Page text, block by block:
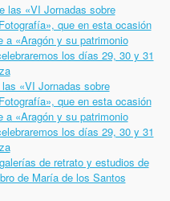
las «VI Jornadas sobre
que en esta ocasión
a «Aragón y su patrimonio
los días 29, 30 y 31
«VI Jornadas sobre
que en esta ocasión
a «Aragón y su patrimonio
los días 29, 30 y 31
de retrato y estudios de
de María de los Santos